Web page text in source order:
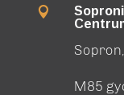

M85